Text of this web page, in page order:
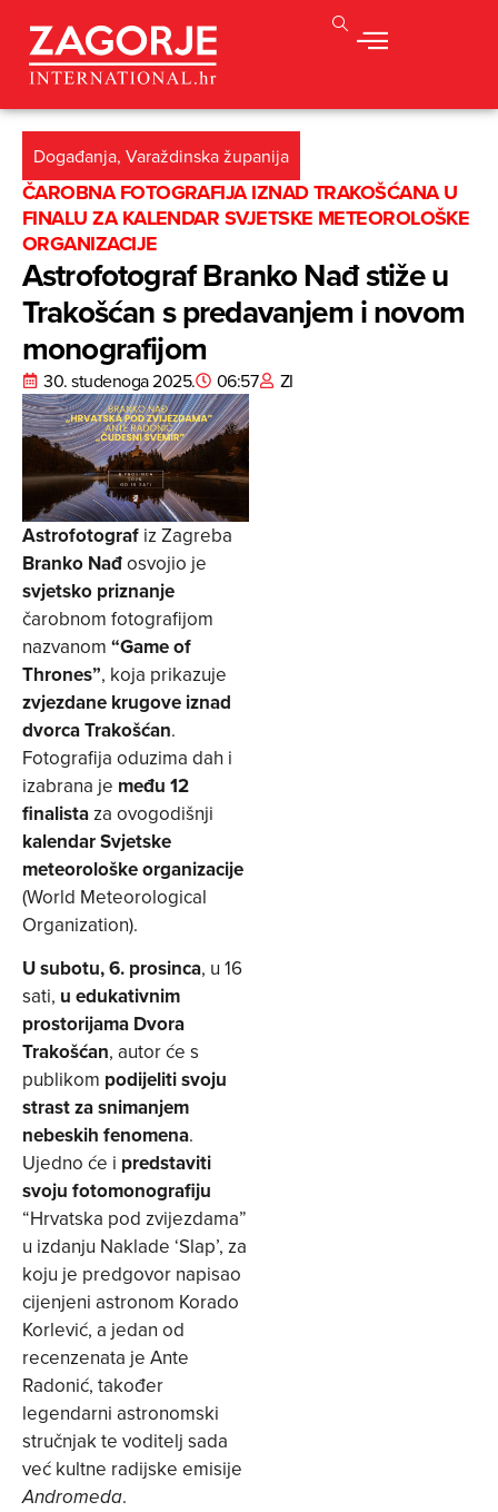
Događanja, Varaždinska županija
ČAROBNA FOTOGRAFIJA IZNAD TRAKOŠĆANA U
FINALU ZA KALENDAR SVJETSKE METEOROLOŠKE
ORGANIZACIJE
Astrofotograf Branko Nađ stiže u
Trakošćan s predavanjem i novom
monografijom
30. studenoga 2025. 06:57 ZI
Astrofotograf iz Zagreba
Branko Nađosvojio je
svjetsko priznanje
čarobnom fotografijom
nazvanom “Game of
Thrones”, koja prikazuje
zvjezdane krugove iznad
dvorca Trakošćan.
Fotografija oduzima dah i
izabrana je među 12
finalistaza ovogodišnji
kalendar Svjetske
meteorološke organizacije
(World Meteorological
Organization).
U subotu, 6. prosinca, u 16
sati, u edukativnim
prostorijama Dvora
Trakošćan, autor će s
publikom podijeliti svoju
strast za snimanjem
nebeskih fenomena.
Ujedno će i predstaviti
svoju fotomonografiju
“Hrvatska pod zvijezdama”
u izdanju Naklade ‘Slap’, za
koju je predgovor napisao
cijenjeni astronom Korado
Korlević, a jedan od
recenzenata je Ante
Radonić, također
legendarni astronomski
stručnjak te voditelj sada
već kultne radijske emisije
Andromeda.